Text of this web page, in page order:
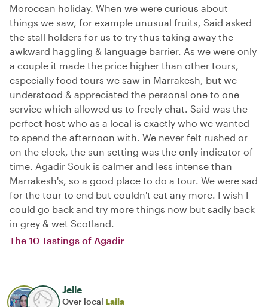
Moroccan holiday. When we were curious about
things we saw, for example unusual fruits, Said asked
the stall holders for us to try thus taking away the
awkward haggling & language barrier. As we were only
a couple it made the price higher than other tours,
especially food tours we saw in Marrakesh, but we
understood & appreciated the personal one to one
service which allowed us to freely chat. Said was the
perfect host who as a local is exactly who we wanted
to spend the afternoon with. We never felt rushed or
on the clock, the sun setting was the only indicator of
time. Agadir Souk is calmer and less intense than
Marrakesh's, so a good place to do a tour. We were sad
for the tour to end but couldn't eat any more. I wish I
could go back and try more things now but sadly back
in grey & wet Scotland.
The 10 Tastings of Agadir
Jelle
Over local Laila